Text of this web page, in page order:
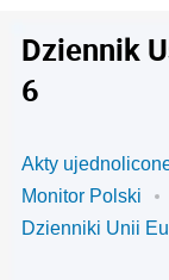
Dziennik
6
Akty
Monitor Polski
Dzienniki Unii